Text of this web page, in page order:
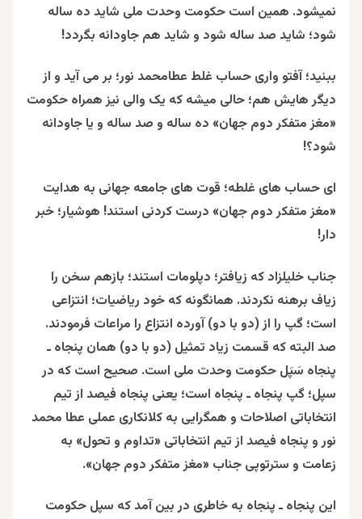
نمیشود. همین است حکومت وحدت ملی شاید ده ساله
شود؛ شاید صد ساله شود و شاید هم جاودانه بگردد!
ببنید؛ آفتو واری حساب غلط عطامحمد نور؛ بر می آید و از
دیگر هایش هم؛ حالی میشه که یک والی نیز همراه حکومت
«مغز متفکر دوم جهان» ده ساله و صد ساله و یا جاودانه
شود؟!
ای حساب های غلطه؛ قوت های جامعه جهانی به هدایت
«مغز متفکر دوم جهان» درست کردنی استند! هوشیار؛ خبر
دار!
جناب خلیلزاد که زیافتر؛ دپلومات استند؛ بازهم سخن را
زیاف برهنه نکردند. همانگونه که خود ریاضیات؛ انتزاعی
است؛ گپ را از (دو با دو) آورده انتزاع را مراعات فرمودند.
صد البته که قسمت زیاد تمثیل (دو با دو) همان پنجاه ـ
پنجاه سَپَل حکومت وحدت ملی است. صحیح است که در
سپل؛ گپ پنجاه ـ پنجاه است؛ یعنی پنجاه فیصد از تیم
انتخاباتی اصلاحات و همگرایی به کلانکاری عملی عطا محمد
نور و پنجاه فیصد از تیم انتخاباتی «تداوم و تحول» به
زعامت و سترتوپی جناب «مغز متفکر دوم جهان».
این پنجاه ـ پنجاه به خاطری در بین آمد که سپل حکومت